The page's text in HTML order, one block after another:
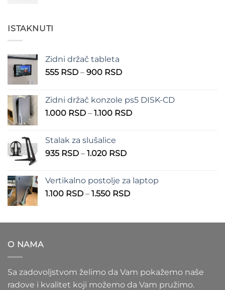
ISTAKNUTI
Zidni držač tableta
555 RSD – 900 RSDRaspon
555 RSD
do
Zidni držač konzole ps5 DISK-CD
1.000 RSD – 1.100 RSDRaspon
Stalak za slušalice
935 RSD – 1.020 RSDRaspon
935 RSD
do
Vertikalno postolje za laptop
1.100 RSD – 1.550 RSDRaspon
1.100 RSD
O NAMA
Sa zadovoljstvom želimo da Vam pokažemo naše
radove i kvalitet koji možemo da Vam pružimo.